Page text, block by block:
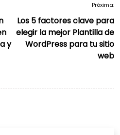
y
Próxima:
Los 5 factores clave para
elegir la mejor Plantilla de
WordPress para tu sitio
web